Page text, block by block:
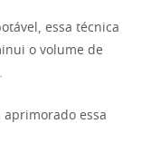
essa técnica
o volume de
essa